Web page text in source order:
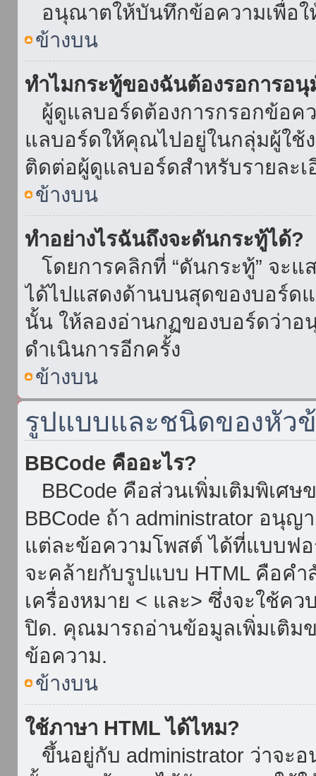
อนุณาตให้บันทึกข้อความเพื่อใ
ข้างบน
ทำไมกระทู้ของฉันต้องรอการอนุ
ผู้ดูแลบอร์ดต้องการกรอกข้อค
แลบอร์ดให้คุณไปอยู่ในกลุ่มผู้ใช้
ติดต่อผู้ดูแลบอร์ดสำหรับรายละเ
ข้างบน
ทำอย่างไรฉันถึงจะดันกระทู้ได้?
โดยการคลิกที่ “ดันกระทู้” จะ
ได้ไปแสดงด้านบนสุดของบอร์ด
นั้น ให้ลองอ่านกฏของบอร์ดว่า
ดำเนินการอีกครั้ง
ข้างบน
รูปแบบและชนิดของหัว
BBCode คืออะไร?
BBCode คือส่วนเพิ่มเติมพิเศ
BBCode ถ้า administrator อนุ
แต่ละข้อความโพสต์ ได้ที่แบบฟ
จะคล้ายกับรูปแบบ HTML คือคำ
เครื่องหมาย < และ> ซึ่งจะใช้ค
ปิด. คุณมารถอ่านข้อมูลเพิ่มเติม
ข้อความ.
ข้างบน
ใช้ภาษา HTML ได้ไหม?
ขึ้นอยู่กับ administrator ว่าจะ